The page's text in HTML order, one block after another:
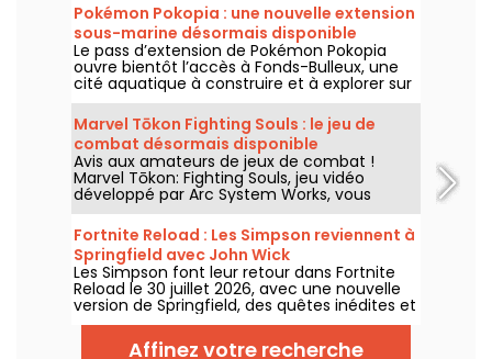
Pokémon Pokopia : une nouvelle extension
sous-marine désormais disponible
Le pass d’extension de Pokémon Pokopia
ouvre bientôt l’accès à Fonds-Bulleux, une
cité aquatique à construire et à explorer sur
Nintendo Switch 2. Cette première vague de
contenu payant sera disponible le 5 août
2026 avec de nouveaux Pokémon,
bâtiments et mécaniques sous-marines.
Marvel Tōkon Fighting Souls : le jeu de
combat désormais disponible
Avis aux amateurs de jeux de combat !
Marvel Tōkon: Fighting Souls, jeu vidéo
développé par Arc System Works, vous
attend depuis le 6 août 2026 sur PC et PS5.
Un titre qui mise sur des affrontements
stratégiques en 4 contre 4 mettant en
scène des héros et vilains de l’univers
Marvel.
Fortnite Reload : Les Simpson reviennent à
Springfield avec John Wick
Les Simpson font leur retour dans Fortnite
Reload le 30 juillet 2026, avec une nouvelle
version de Springfield, des quêtes inédites et
un crossover avec John Wick. La mise à jour
ajoute plusieurs lieux emblématiques, un
style spécial pour le célèbre assassin et de
Affinez votre recherche